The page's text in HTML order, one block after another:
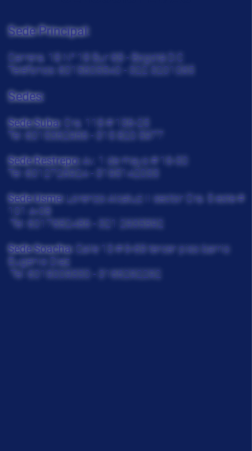
Sede Principal:
Carrera. 18 N° 18 Sur 68 - Bogotá D.C
Teléfonos: 6015605540 - 322 3201065
Sedes:
Sede Suba: Cra. 118 # 136-25
Tel: 6015362966 - 315 820 5977
Sede Restrepo: Av. 1 de mayo # 16-30
Tel: 6012726924- 3195142033
Sede Usme: Lorenzo Alcatuz II sector Cra. 5 este #
101 A-08
Tel: 6017682486 - 321 2935892
Sede Soacha: Calle 13 # 9-69 tercer piso barrio
Eugenio Diaz
Tel: 6019009330 - 3166292292